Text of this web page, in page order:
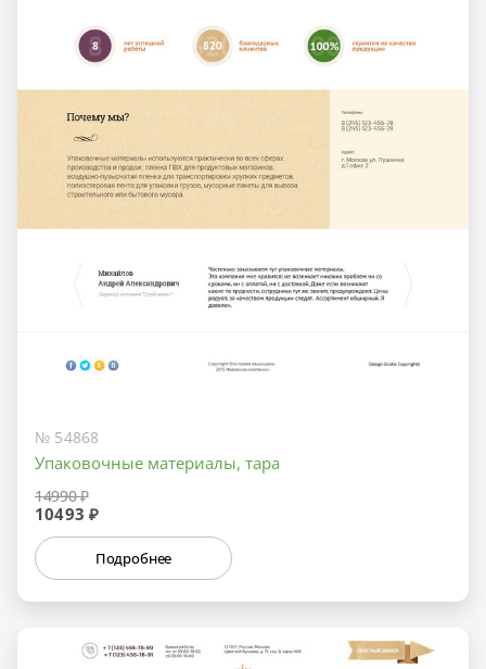
№ 54868
Упаковочные материалы, тара
14990 ₽
10493 ₽
Подробнее